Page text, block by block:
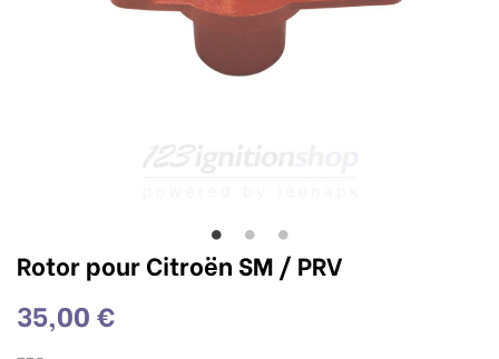
Rotor pour Citroën SM / PRV
35,00 €